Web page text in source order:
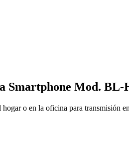
Smartphone Mod. BL-
o en la oficina para transmisión